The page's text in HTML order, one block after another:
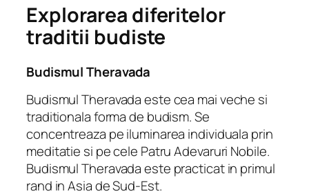
Explorarea diferitelor
traditii budiste
Budismul Theravada
Budismul Theravada este cea mai veche si
traditionala forma de budism. Se
concentreaza pe iluminarea individuala prin
meditatie si pe cele Patru Adevaruri Nobile.
Budismul Theravada este practicat in primul
rand in Asia de Sud-Est.